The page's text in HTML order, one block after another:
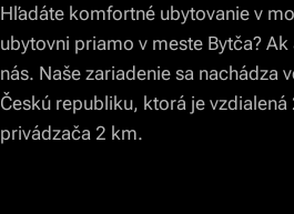
Hľadáte komfortné ubytovanie v
ubytovni priamo v meste Bytča?
nás. Naše zariadenie sa nachádza
Českú republiku, ktorá je
privádzača 2 km.